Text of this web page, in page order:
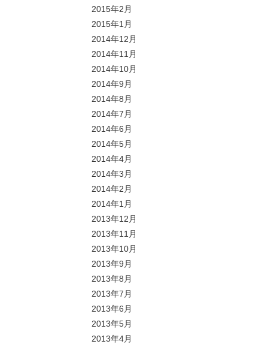
2015年2月
2015年1月
2014年12月
2014年11月
2014年10月
2014年9月
2014年8月
2014年7月
2014年6月
2014年5月
2014年4月
2014年3月
2014年2月
2014年1月
2013年12月
2013年11月
2013年10月
2013年9月
2013年8月
2013年7月
2013年6月
2013年5月
2013年4月